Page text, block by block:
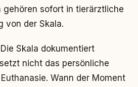
gehören sofort in tierärztliche
von der Skala.
Die Skala dokumentiert
nicht das persönliche
Wann der Moment